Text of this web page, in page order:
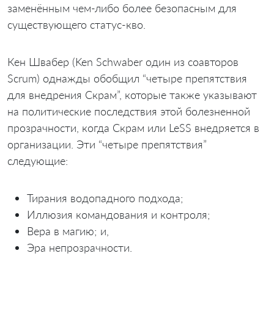
заменённым чем-либо более безопасным для
существующего статус-кво.
Кен Швабер (Ken Schwaber один из соавторов
Scrum) однажды обобщил “четыре препятствия
для внедрения Скрам”, которые также указывают
на политические последствия этой болезненной
прозрачности, когда Скрам или LeSS внедряется в
организации. Эти “четыре препятствия”
следующие:
Тирания водопадного подхода;
Иллюзия командования и контроля;
Вера в магию; и,
Эра непрозрачности.